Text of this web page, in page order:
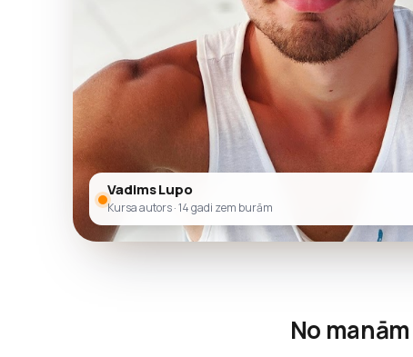
Vadims Lupo
Kursa autors · 14 gadi zem burām
No